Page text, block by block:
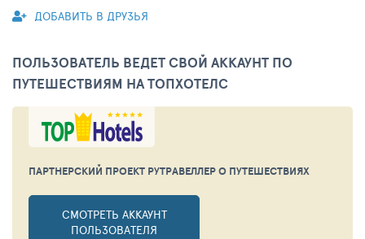
ДОБАВИТЬ В ДРУЗЬЯ
ПОЛЬЗОВАТЕЛЬ ВЕДЕТ СВОЙ АККАУНТ ПО
ПУТЕШЕСТВИЯМ НА ТОПХОТЕЛС
ПАРТНЕРСКИЙ ПРОЕКТ РУТРАВЕЛЛЕРО ПУТЕШЕСТВИЯХ
СМОТРЕТЬ АККАУНТ
ПОЛЬЗОВАТЕЛЯ